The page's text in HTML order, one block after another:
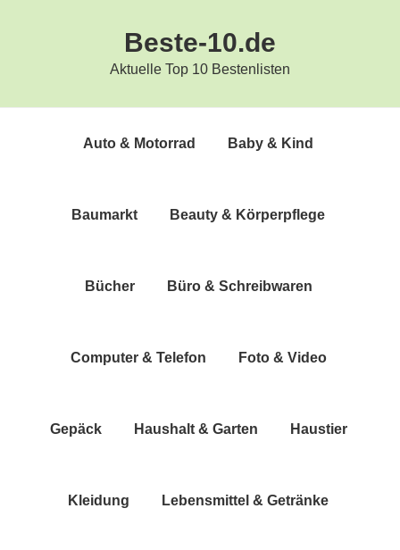
Beste-10.de
Aktuelle Top 10 Bestenlisten
Auto & Motorrad Baby & Kind
Bau­markt Beau­ty & Körperpflege
Bücher Büro & Schreibwaren
Com­pu­ter & Telefon Foto & Video
Gepäck Haus­halt & Garten Haus­tier
Klei­dung Lebens­mit­tel & Getränke